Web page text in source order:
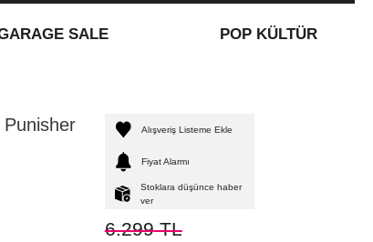
SALE POP KÜLTÜR
Alışveriş Listeme Ekle
Fiyat Alarmı
Stoklara düşünce haber
ver
6.299TL